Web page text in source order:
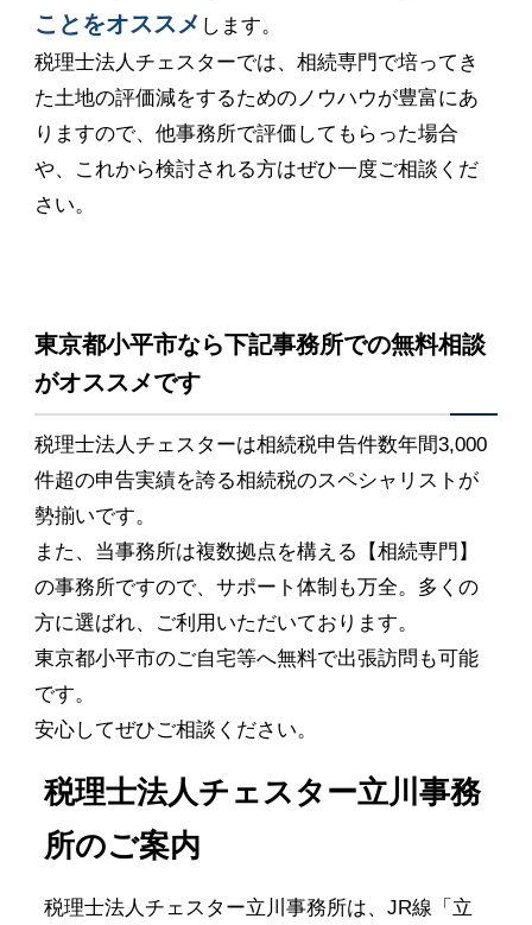
ことをオススメ します。
税理士法人チェスターでは、相続専門で培ってき
た土地の評価減をするためのノウハウが豊富にあ
りますので、他事務所で評価してもらった場合
や、これから検討される方はぜひ一度ご相談くだ
さい。
東京都小平市なら下記事務所での無料相談
がオススメです
税理士法人チェスターは相続税申告件数年間3,000
件超の申告実績を誇る相続税のスペシャリストが
勢揃いです。
また、当事務所は複数拠点を構える【相続専門】
の事務所ですので、サポート体制も万全。多くの
方に選ばれ、ご利用いただいております。
東京都小平市のご自宅等へ無料で出張訪問も可能
です。
安心してぜひご相談ください。
税理士法人チェスター立川事務
所のご案内
税理士法人チェスター立川事務所は、JR線「立